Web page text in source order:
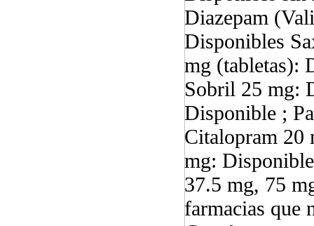
Diazepam
Disponibles
mg (tabletas):
Sobril 25 mg:
Disponible ;
Citalopram 20
mg:
37.5 mg, 75
farmacias